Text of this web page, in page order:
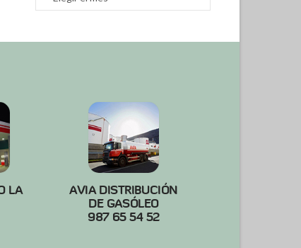
LA
AVIA DISTRIBUCIÓN
DE GASÓLEO
987 65 54 52